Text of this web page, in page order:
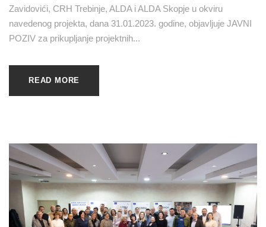
Zavidovići, CRH Trebinje, ALDA i ALDA Skopje u okviru
navedenog projekta, dana 31.01.2023. godine, objavljuje JAVNI
POZIV za prikupljanje projektnih...
READ MORE